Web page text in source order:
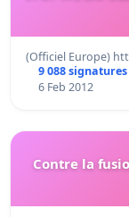
(Officiel Europe)
9 088 signatures
6 Feb 2012
Contre la